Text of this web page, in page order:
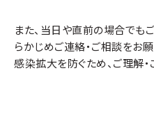
また、当日や直前の場合でも
らかじめご連絡・ご相談をお願
感染拡大を防ぐため、ご理解